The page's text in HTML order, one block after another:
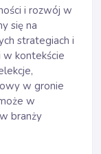
i rozwój w
się na
strategiach i
w kontekście
w gronie
w
branży